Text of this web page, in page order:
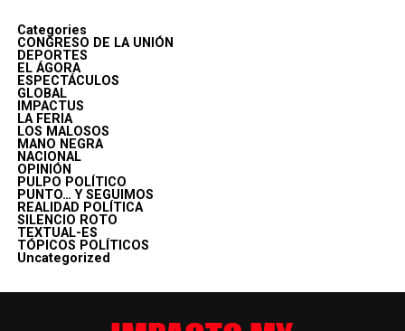
Categories
CONGRESO DE LA UNIÓN
DEPORTES
EL ÁGORA
ESPECTÁCULOS
GLOBAL
IMPACTUS
LA FERIA
LOS MALOSOS
MANO NEGRA
NACIONAL
OPINIÓN
PULPO POLÍTICO
PUNTO… Y SEGUIMOS
REALIDAD POLÍTICA
SILENCIO ROTO
TEXTUAL-ES
TÓPICOS POLÍTICOS
Uncategorized